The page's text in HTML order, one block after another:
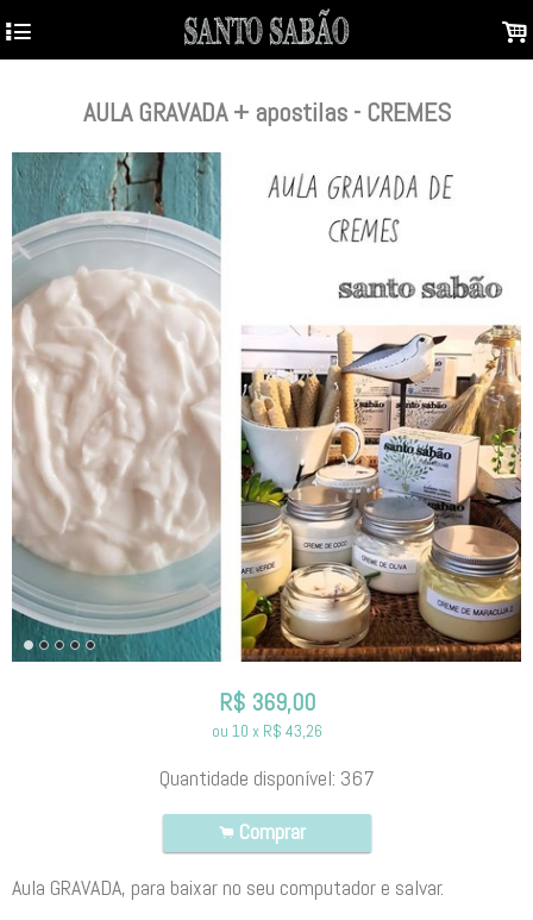
4 .
AULA GRAVADA + apostilas - CREMES
R$ 369,00
ou 10 x R$ 43,26
Quantidade disponível: 367
. Comprar
Aula GRAVADA, para baixar no seu computador e salvar.